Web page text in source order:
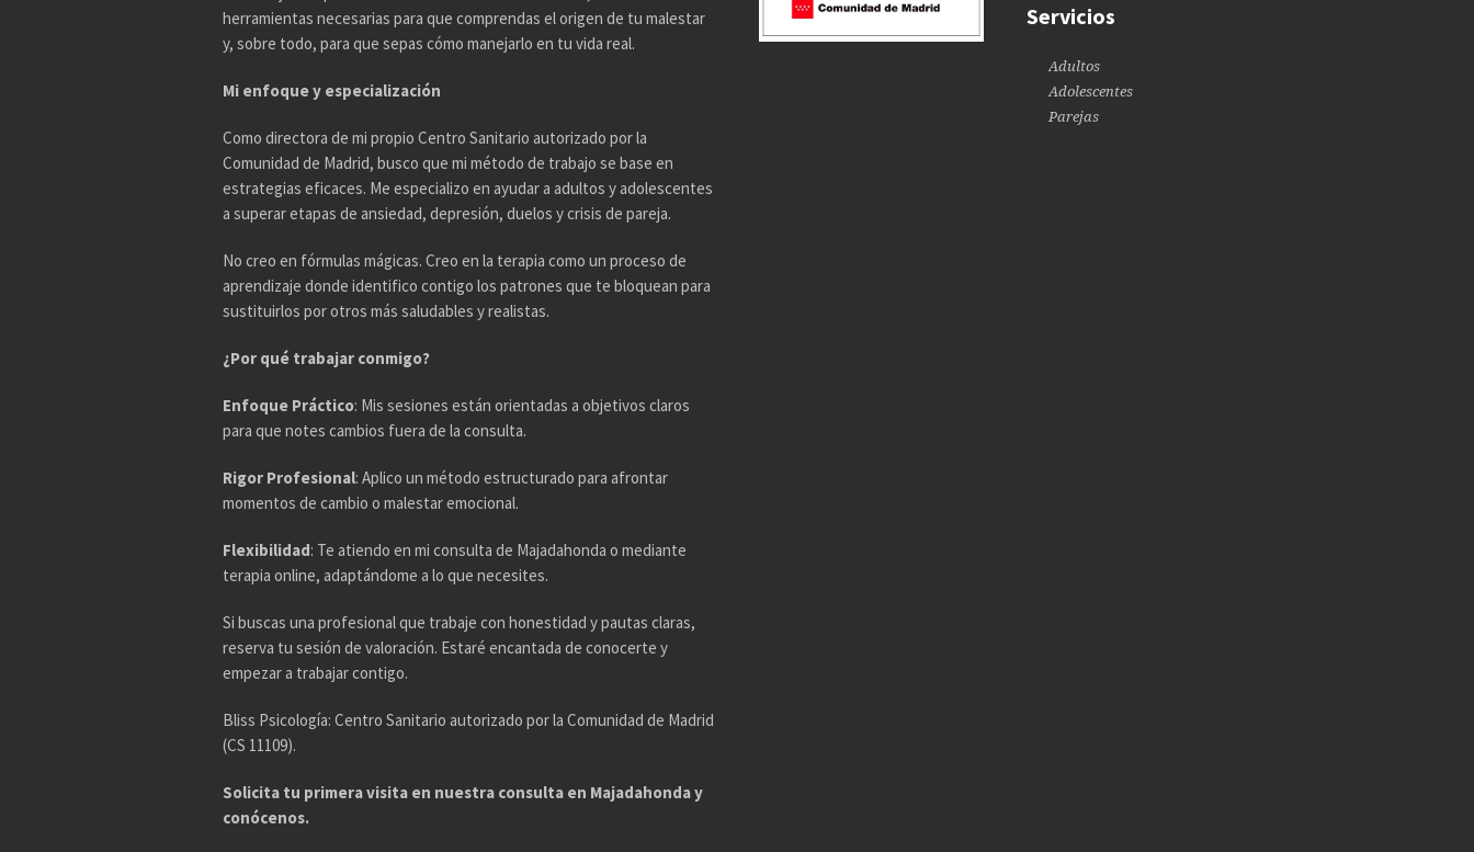
herramientas necesarias para que comprendas el origen de tu malestar
y, sobre todo, para que sepas cómo manejarlo en tu vida real.
Mi enfoque y especialización
Como directora de mi propio Centro Sanitario autorizado por la
Comunidad de Madrid, busco que mi método de trabajo se base en
estrategias eficaces. Me especializo en ayudar a adultos y adolescentes
a superar etapas de ansiedad, depresión, duelos y crisis de pareja.
No creo en fórmulas mágicas. Creo en la terapia como un proceso de
aprendizaje donde identifico contigo los patrones que te bloquean para
sustituirlos por otros más saludables y realistas.
¿Por qué trabajar conmigo?
Enfoque Práctico: Mis sesiones están orientadas a objetivos claros
para que notes cambios fuera de la consulta.
Rigor Profesional: Aplico un método estructurado para afrontar
momentos de cambio o malestar emocional.
Flexibilidad: Te atiendo en mi consulta de Majadahonda o mediante
terapia online, adaptándome a lo que necesites.
Si buscas una profesional que trabaje con honestidad y pautas claras,
reserva tu sesión de valoración. Estaré encantada de conocerte y
empezar a trabajar contigo.
Bliss Psicología: Centro Sanitario autorizado por la Comunidad de Madrid
(CS 11109).
Solicita tu primera visita en nuestra consulta en Majadahonda y
conócenos.
Servicios
Adultos
Adolescentes
Parejas